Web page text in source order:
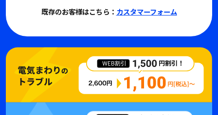
既存のお客様はこちら： カスタマーフォーム